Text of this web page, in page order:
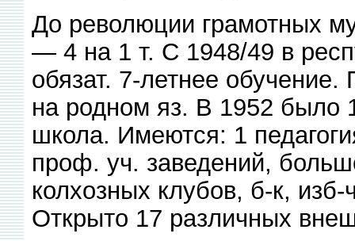
До революции грамотных
— 4 на 1 т. С 1948/49 в
обязат. 7-летнее
на родном яз. В 1952 было
школа. Имеются: 1
проф. уч. заведений,
колхозных клубов, б-к,
Открыто 17 различных